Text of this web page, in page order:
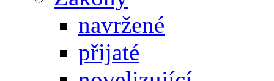
navržené
přijaté